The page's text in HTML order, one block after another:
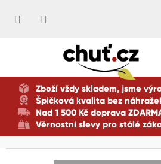
Zboží vždy skladem, jsme
Špičková kvalita bez
Nad 1 500 Kč doprava
Věrnostní slevy pro stálé